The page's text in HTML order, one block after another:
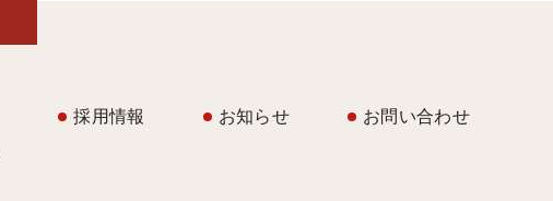
採用情報 お知らせ お問い合わせ